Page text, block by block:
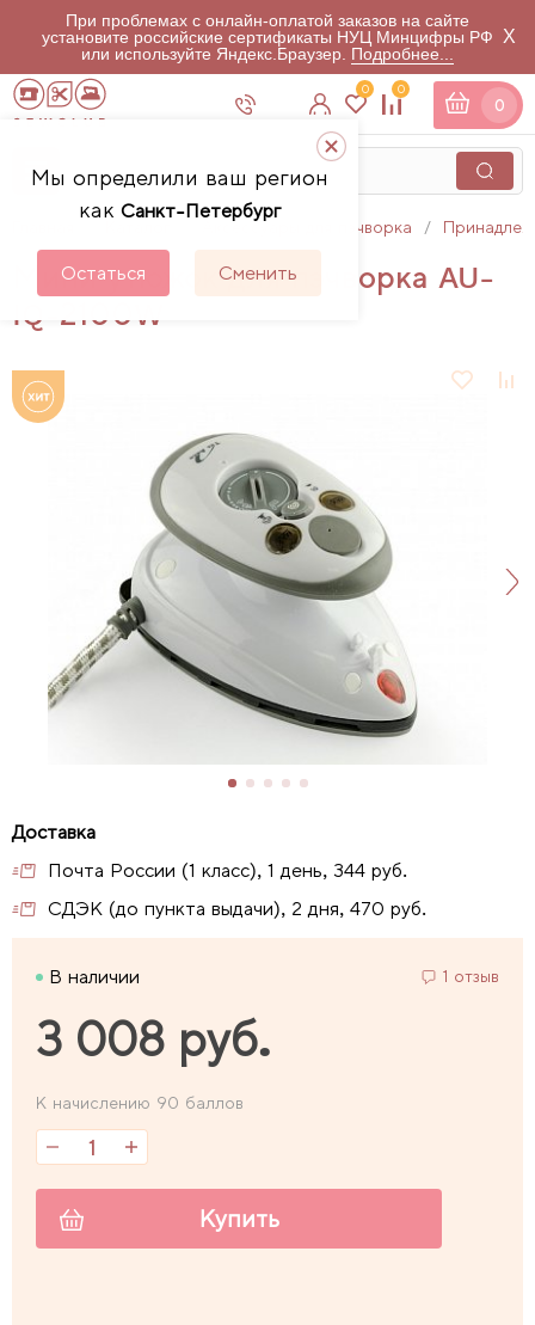
При проблемах с онлайн-оплатой заказов на сайте
установите российские сертификаты НУЦ Минцифры РФ
или используйте Яндекс.Браузер. Подробнее...
X
Мы определили ваш регион
как Санкт-Петербург
Остаться Сменить
0 0
0
Аксессуары для пэчворка
Мини утюжок для пэчворка AU-
IQ-2100W
Почта России (1 класс), 1 день, 344 руб.
СДЭК (до пункта выдачи), 2 дня, 470 руб.
В наличии 1 отзыв
3 008 руб.
К начислению 90 баллов
Купить